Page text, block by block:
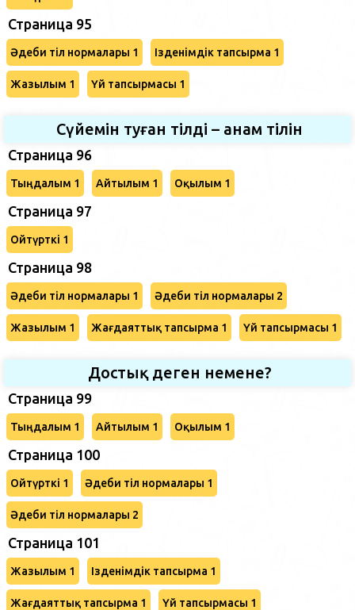
Страница 95
Әдеби тіл нормалары 1 Ізденімдік тапсырма 1
Жазылым 1 Үй тапсырмасы 1
Сүйемін туған тілді – анам тілін
Страница 96
Тыңдалым 1 Айтылым 1 Оқылым 1
Страница 97
Ойтүрткі 1
Страница 98
Әдеби тіл нормалары 1 Әдеби тіл нормалары 2
Жазылым 1 Жағдаяттық тапсырма 1 Үй тапсырмасы 1
Достық деген немене?
Страница 99
Тыңдалым 1 Айтылым 1 Оқылым 1
Страница 100
Ойтүрткі 1 Әдеби тіл нормалары 1
Әдеби тіл нормалары 2
Страница 101
Жазылым 1 Ізденімдік тапсырма 1
Жағдаяттық тапсырма 1 Үй тапсырмасы 1